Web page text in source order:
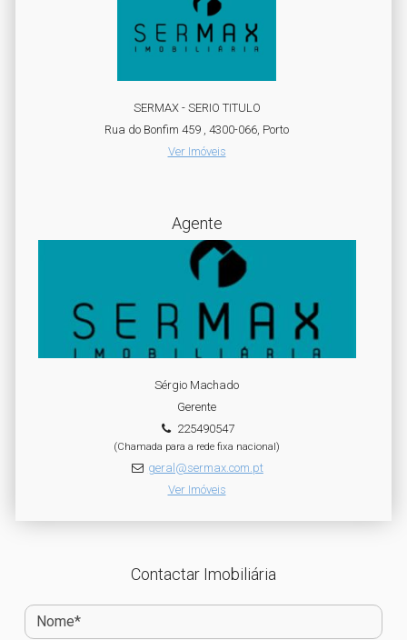
SERMAX - SERIO TITULO
Rua do Bonfim 459 , 4300-066, Porto
Ver Imóveis
Agente
Sérgio Machado
Gerente
225490547
(Chamada para a rede fixa nacional)
geral@sermax.com.pt
Ver Imóveis
Contactar Imobiliária